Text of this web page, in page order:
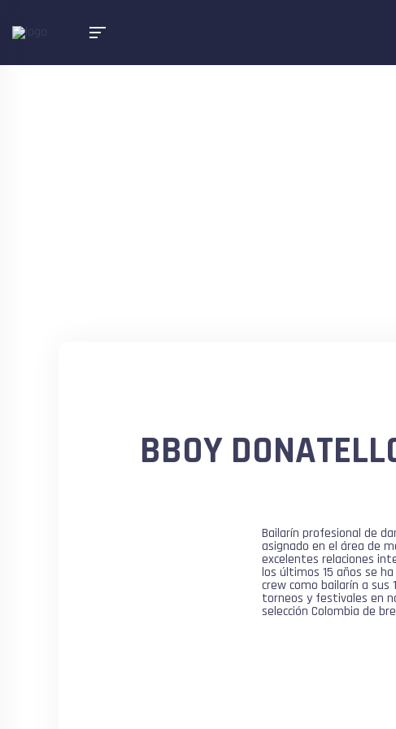
BBOY
Bailarín profesional de
asignado en el área de
excelentes relaciones
los últimos 15 años se
crew como bailarín a
torneos y festivales en
selección Colombia de